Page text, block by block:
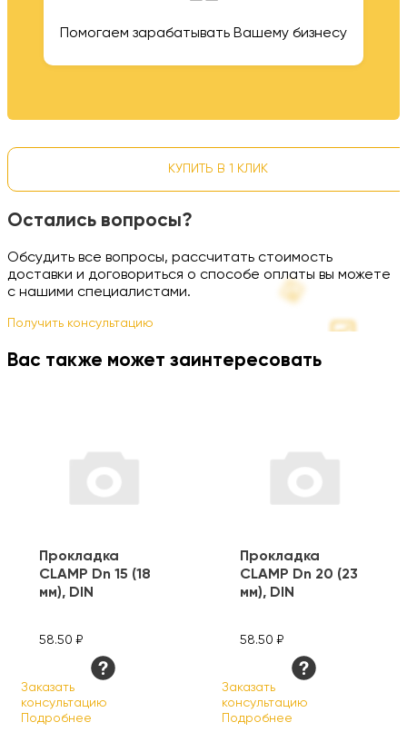
Помогаем зарабатывать Вашему бизнесу
КУПИТЬ В 1 КЛИК
Остались вопросы?
Обсудить все вопросы, рассчитать стоимость
доставки и договориться о способе оплаты вы можете
с нашими специалистами.
Получить консультацию
Вас также может заинтересовать
Прокладка
CLAMP Dn 15 (18
мм), DIN
58.50 ₽
Заказать
консультацию
Подробнее
Прокладка
CLAMP Dn 20 (23
мм), DIN
58.50 ₽
Заказать
консультацию
Подробнее